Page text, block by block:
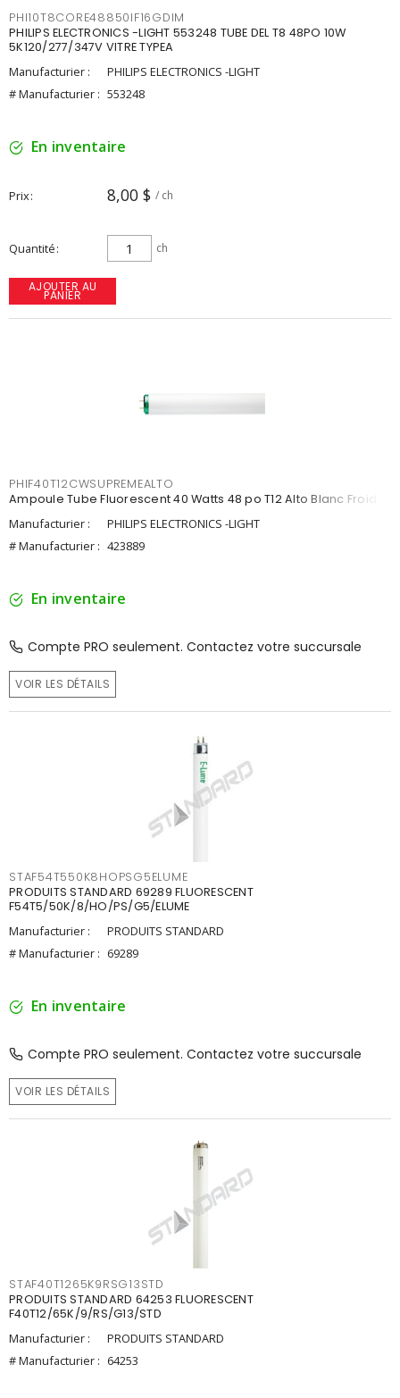
PHI10T8CORE48850IF16GDIM
PHILIPS ELECTRONICS -LIGHT 553248 TUBE DEL T8 48PO 10W
5K120/277/347V VITRE TYPEA
Manufacturier :
PHILIPS ELECTRONICS -LIGHT
# Manufacturier : 553248
En inventaire
Prix 8,00 $ / ch
Quantité ch
AJOUTER AU
PANIER
PHIF40T12CWSUPREMEALTO
Ampoule Tube Fluorescent 40 Watts 48 po T12 Alto Blanc Froid
Manufacturier :
PHILIPS ELECTRONICS -LIGHT
# Manufacturier : 423889
En inventaire
Compte PRO seulement. Contactez votre succursale
VOIR LES DÉTAILS
STAF54T550K8HOPSG5ELUME
PRODUITS STANDARD 69289 FLUORESCENT
F54T5/50K/8/HO/PS/G5/ELUME
Manufacturier :
PRODUITS STANDARD
# Manufacturier : 69289
En inventaire
Compte PRO seulement. Contactez votre succursale
VOIR LES DÉTAILS
STAF40T1265K9RSG13STD
PRODUITS STANDARD 64253 FLUORESCENT
F40T12/65K/9/RS/G13/STD
Manufacturier :
PRODUITS STANDARD
# Manufacturier : 64253